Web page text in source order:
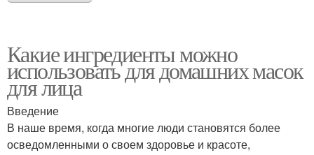
Какие ингредиенты можно
использовать для домашних масок
для лица
Введение
В наше время, когда многие люди становятся более
осведомленными о своем здоровье и красоте,